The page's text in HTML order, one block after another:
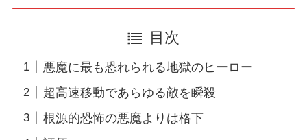
目次
悪魔に最も恐れられる地獄のヒーロー
超高速移動であらゆる敵を瞬殺
根源的恐怖の悪魔よりは格下